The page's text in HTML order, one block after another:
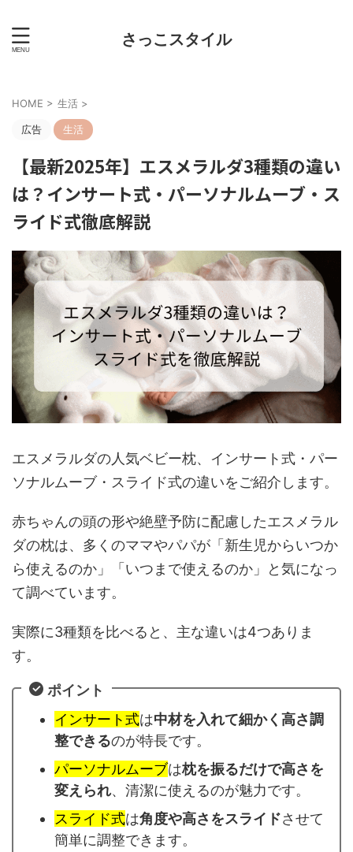
さっこスタイル
HOME > 生活 >
広告 生活
【最新2025年】エスメラルダ3種類の違い
は？インサート式・パーソナルムーブ・ス
ライド式徹底解説
エスメラルダの人気ベビー枕、インサート式・パー
ソナルムーブ・スライド式の違いをご紹介します。
赤ちゃんの頭の形や絶壁予防に配慮したエスメラル
ダの枕は、多くのママやパパが「新生児からいつか
ら使えるのか」「いつまで使えるのか」と気になっ
て調べています。
実際に3種類を比べると、主な違いは4つありま
す。
ポイント
インサート式は中材を入れて細かく高さ調
整できるのが特長です。
パーソナルムーブは枕を振るだけで高さを
変えられ、清潔に使えるのが魅力です。
スライド式は角度や高さをスライドさせて
簡単に調整できます。